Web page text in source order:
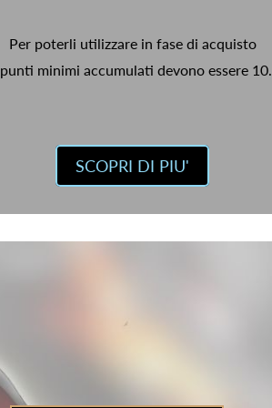
Per poterli utilizzare in fase di acquisto
minimi accumulati devono essere 10.
SCOPRI DI PIU'